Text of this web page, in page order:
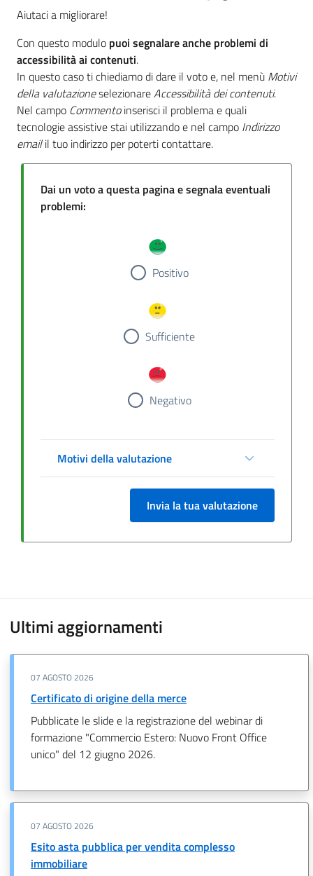
Aiutaci a migliorare!
Con questo modulo puoi segnalare anche problemi di
accessibilità ai contenuti.
In questo caso ti chiediamo di dare il voto e, nel menù Motivi
della valutazioneselezionareAccessibilità dei contenuti.
Nel campo Commentoinserisci il problema e quali
tecnologie assistive stai utilizzando e nel campo Indirizzo
emailil tuo indirizzo per poterti contattare.
Dai un voto a questa pagina e segnala eventuali
problemi:
Positivo
Sufficiente
Negativo
Motivi della valutazione
Invia la tua valutazione
Ultimi aggiornamenti
07 AGOSTO 2026
Certificato di origine della merce
Pubblicate le slide e la registrazione del webinar di
formazione "Commercio Estero: Nuovo Front Office
unico" del 12 giugno 2026.
07 AGOSTO 2026
Esito asta pubblica per vendita complesso
immobiliare